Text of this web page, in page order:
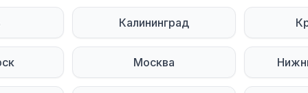
Belousov
Объявление
Калининград
Москва